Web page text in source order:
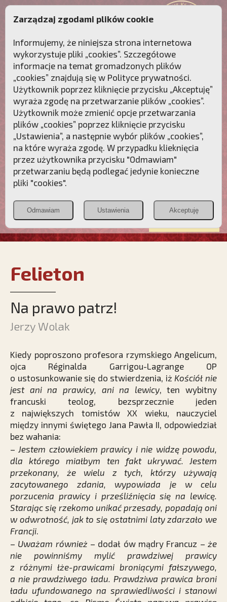
Przebudźmy sumienia Polaków!
Polonia
Christiana
PCh24.pl
Przymierze
POZNAJ APOSTOLAT FATIMY WESPRZYJ
NAS
Felieton
Na prawo patrz!
Jerzy Wolak
Kiedy poproszono profesora rzymskiego Angelicum,
ojca Réginalda Garrigou-Lagrange OP
o ustosunkowanie się do stwierdzenia, iż Kościół nie
jest ani na prawicy, ani na lewicy, ten wybitny
francuski teolog, bezsprzecznie jeden
z największych tomistów XX wieku, nauczyciel
między innymi świętego Jana Pawła II, odpowiedział
bez wahania:
–Jestem człowiekiem prawicy i nie widzę powodu,
dla którego miałbym ten fakt ukrywać. Jestem
przekonany, że wielu z tych, którzy używają
zacytowanego zdania, wypowiada je w celu
porzucenia prawicy i prześliźnięcia się na lewicę.
Starając się rzekomo unikać przesady, popadają oni
w odwrotność, jak to się ostatnimi laty zdarzało we
Francji.
– Uważam również – dodał ów mądry Francuz –że
nie powinniśmy mylić prawdziwej prawicy
z różnymi łże-prawicami broniącymi fałszywego,
a nie prawdziwego ładu. Prawdziwa prawica broni
ładu ufundowanego na sprawiedliwości i stanowi
Zarządzaj zgodami plików cookie
Informujemy, że niniejsza strona internetowa
wykorzystuje pliki „cookies”. Szczegółowe
informacje na temat gromadzonych plików
„cookies” znajdują się w Polityce prywatności.
Użytkownik poprzez kliknięcie przycisku „Akceptuję”
wyraża zgodę na przetwarzanie plików „cookies”.
Użytkownik może zmienić opcje przetwarzania
plików „cookies” poprzez kliknięcie przycisku
„Ustawienia”, a następnie wybór plików „cookies”,
na które wyraża zgodę. W przypadku klieknięcia
przez użytkownika przycisku "Odmawiam"
przetwarzaniu będą podlegać jedynie konieczne
pliki "cookies".
Odmawiam Ustawienia Akceptuję